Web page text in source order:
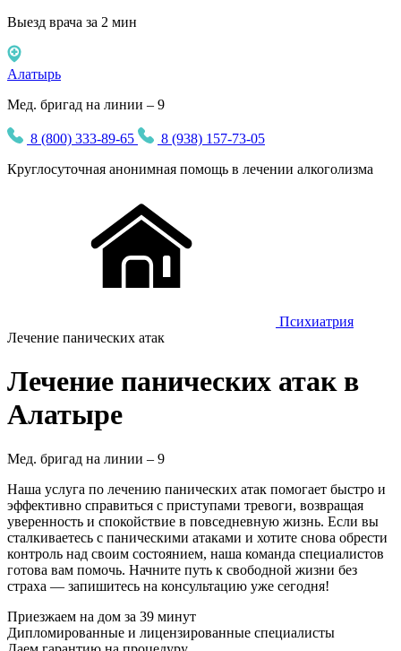
Выезд врача за 2 мин
Алатырь
Мед. бригад на линии – 9
8 (800) 333-89-65
8 (938) 157-73-05
Круглосуточная анонимная помощь в лечении алкоголизма
Психиатрия
Лечение панических атак
Лечение панических атак в
Алатыре
Мед. бригад на линии – 9
Наша услуга по лечению панических атак помогает быстро и
эффективно справиться с приступами тревоги, возвращая
уверенность и спокойствие в повседневную жизнь. Если вы
сталкиваетесь с паническими атаками и хотите снова обрести
контроль над своим состоянием, наша команда специалистов
готова вам помочь. Начните путь к свободной жизни без
страха — запишитесь на консультацию уже сегодня!
Приезжаем на дом за 39 минут
Дипломированные и лицензированные специалисты